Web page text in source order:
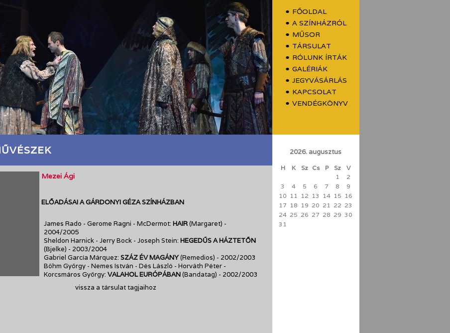
FŐOLDAL
A SZÍNHÁZRÓL
MŰSOR
TÁRSULAT
RÓLUNK ÍRTÁK
GALÉRIÁK
JEGYVÁSÁRLÁS
KAPCSOLAT
VENDÉGKÖNYV
Mezei Ági
ELŐADÁSAI A GÁRDONYI GÉZA SZÍNHÁZBAN
James Rado - Gerome Ragni - McDermot: HAIR(Margaret) -
2004/2005
Sheldon Harnick - Jerry Bock - Joseph Stein: HEGEDŰS A HÁZTETŐN
(Bjelke) - 2003/2004
Gabriel García Márquez: SZÁZ ÉV MAGÁNY(Remedios) - 2002/2003
Böhm György - Nemes István - Dés László - Horváth Péter -
Korcsmáros György: VALAHOL EURÓPÁBAN(Bandatag) - 2002/2003
vissza a társulat tagjaihoz
2026. augusztus
H K Sz Cs P Sz
V
1
2
3
4 5 6 7 8
9
10 11 12 13 14 15 16
17 18 19 20 21 22 23
24 25 26 27 28 29 30
31